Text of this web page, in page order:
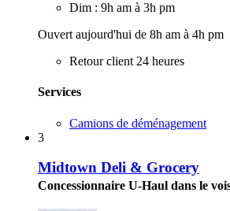
Dim : 9h am à 3h pm
Ouvert aujourd'hui de 8h am à 4h pm
Retour client 24 heures
Services
Camions de déménagement
3
Midtown Deli & Grocery
Concessionnaire U-Haul dans le